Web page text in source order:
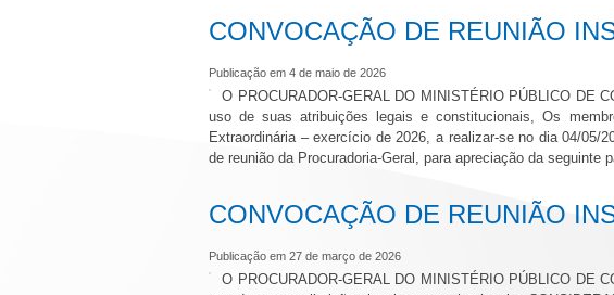
CONVOCAÇÃO DE REUNIÃO
Publicação em 4 de maio de 2026
O PROCURADOR-GERAL DO MINISTÉRIO PÚBLICO DE
uso de suas atribuições legais e constitucionais, Os
Extraordinária – exercício de 2026, a realizar-se no dia 04/05/
de reunião da Procuradoria-Geral, para apreciação da seguinte
CONVOCAÇÃO DE REUNIÃO
Publicação em 27 de março de 2026
O PROCURADOR-GERAL DO MINISTÉRIO PÚBLICO DE